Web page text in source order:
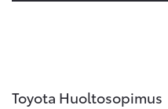
Toyota Huoltosopimus